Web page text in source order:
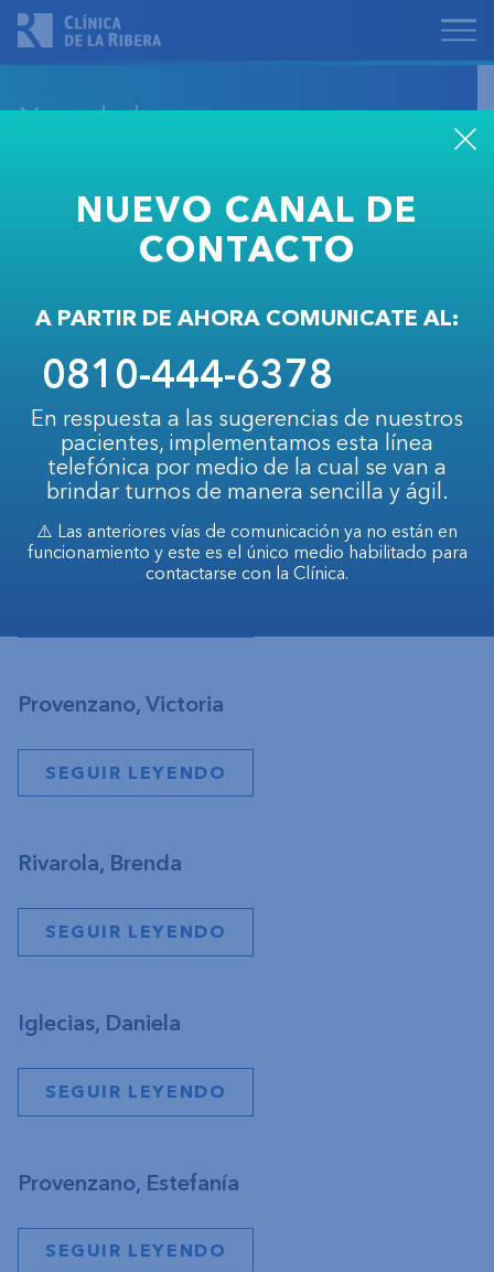
Novedades
Valencia, Silene Andrea
Mazcazzini, Antonela
SEGUIR LEYENDO
Almiron, Alejo Hernán
Provenzano, Victoria
SEGUIR LEYENDO
Rivarola, Brenda
SEGUIR LEYENDO
Iglecias, Daniela
SEGUIR LEYENDO
Provenzano, Estefanía
SEGUIR LEYENDO
NUEVO CANAL DE
CONTACTO
A PARTIR DE AHORA COMUNICATE AL:
0810-444-6378
En respuesta a las sugerencias de nuestros
pacientes, implementamos esta línea
telefónica por medio de la cual se van a
brindar turnos de manera sencilla y ágil.
⚠️ Las anteriores vías de comunicación ya no están en
funcionamiento y este es el único medio habilitado para
contactarse con la Clínica.